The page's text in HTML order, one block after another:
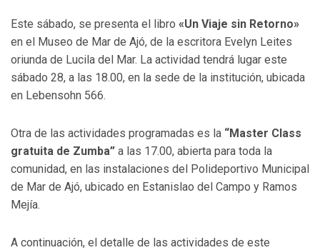
Este sábado, se presenta el libro «Un Viaje sin Retorno»
en el Museo de Mar de Ajó, de la escritora Evelyn Leites
oriunda de Lucila del Mar. La actividad tendrá lugar este
sábado 28, a las 18.00, en la sede de la institución, ubicada
en Lebensohn 566.
Otra de las actividades programadas es la “Master Class
gratuita de Zumba” a las 17.00, abierta para toda la
comunidad, en las instalaciones del Polideportivo Municipal
de Mar de Ajó, ubicado en Estanislao del Campo y Ramos
Mejía.
A continuación, el detalle de las actividades de este